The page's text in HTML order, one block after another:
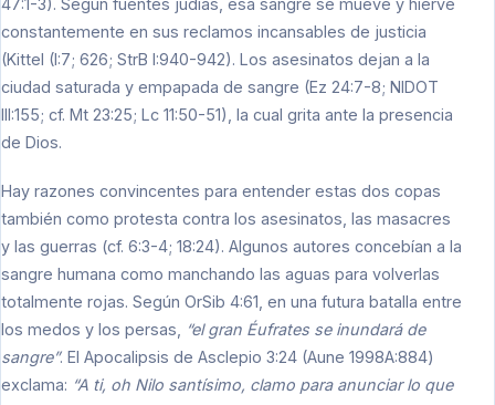
47:1-3). Según fuentes judías, esa sangre se mueve y hierve
constantemente en sus reclamos incansables de justicia
(Kittel (I:7; 626; StrB I:940-942). Los asesinatos dejan a la
ciudad saturada y empapada de sangre (Ez 24:7-8; NIDOT
III:155; cf. Mt 23:25; Lc 11:50-51), la cual grita ante la presencia
de Dios.
Hay razones convincentes para entender estas dos copas
también como protesta contra los asesinatos, las masacres
y las guerras (cf. 6:3-4; 18:24). Algunos autores concebían a la
sangre humana como manchando las aguas para volverlas
totalmente rojas. Según OrSib 4:61, en una futura batalla entre
los medos y los persas,
“el gran Éufrates se inundará de
sangre”. El Apocalipsis de Asclepio 3:24 (Aune 1998A:884)
exclama: “A ti, oh Nilo santísimo, clamo para anunciar lo que